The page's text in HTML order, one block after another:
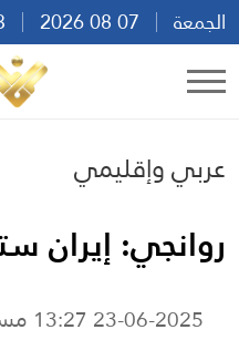
الجمعة
عربي وإقليمي
روانجي: إيران
23-06-2025 13:27 مساءً